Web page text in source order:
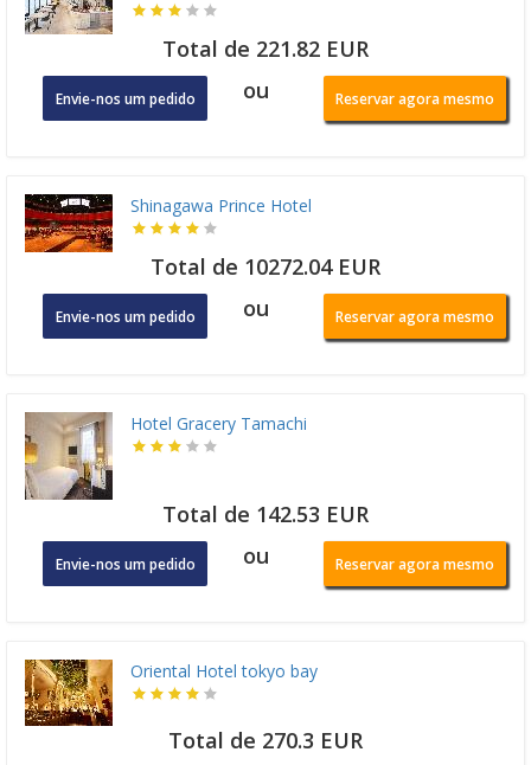
Total de 221.82 EUR
Envie-nos um pedido ou Reservar agora mesmo
Shinagawa Prince Hotel
Total de 10272.04 EUR
Envie-nos um pedido ou Reservar agora mesmo
Hotel Gracery Tamachi
Total de 142.53 EUR
Envie-nos um pedido ou Reservar agora mesmo
Oriental Hotel tokyo bay
Total de 270.3 EUR